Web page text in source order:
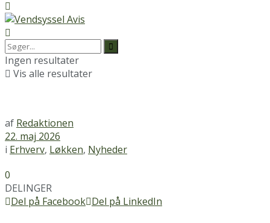
Ingen resultater
Vis alle resultater
af Redaktionen
22. maj 2026
i Erhverv, Løkken, Nyheder
0
DELINGER
Del på Facebook Del på LinkedIn